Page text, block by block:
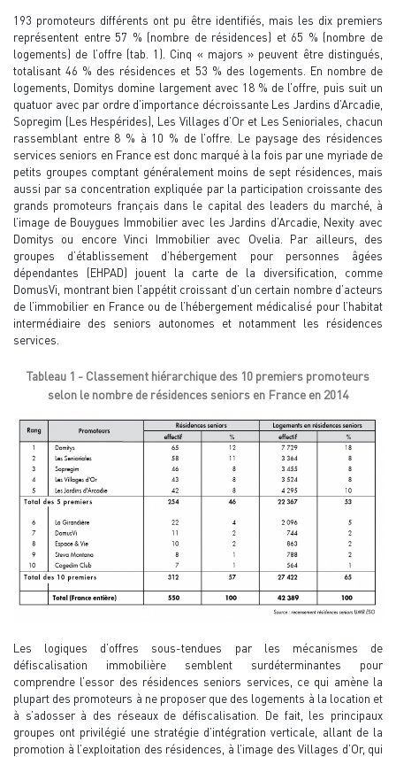
193 promoteurs différents ont pu être identifiés, mais les dix premiers
représentent entre 57 % (nombre de résidences) et 65 % (nombre de
logements) de l’offre (tab. 1). Cinq « majors » peuvent être distingués,
totalisant 46 % des résidences et 53 % des logements. En nombre de
logements, Domitys domine largement avec 18 % de l’offre, puis suit un
quatuor avec par ordre d’importance décroissante Les Jardins d’Arcadie,
Sopregim (Les Hespérides), Les Villages d’Or et Les Senioriales, chacun
rassemblant entre 8 % à 10 % de l’offre. Le paysage des résidences
services seniors en France est donc marqué à la fois par une myriade de
petits groupes comptant généralement moins de sept résidences, mais
aussi par sa concentration expliquée par la participation croissante des
grands promoteurs français dans le capital des leaders du marché, à
l’image de Bouygues Immobilier avec les Jardins d’Arcadie, Nexity avec
Domitys ou encore Vinci Immobilier avec Ovelia. Par ailleurs, des
groupes d’établissement d’hébergement pour personnes âgées
dépendantes (EHPAD) jouent la carte de la diversification, comme
DomusVi, montrant bien l’appétit croissant d’un certain nombre d’acteurs
de l’immobilier en France ou de l’hébergement médicalisé pour l’habitat
intermédiaire des seniors autonomes et notamment les résidences
services.
Tableau 1 - Classement hiérarchique des 10 premiers promoteurs
selon le nombre de résidences seniors en France en 2014
Les logiques d’offres sous-tendues par les mécanismes de
défiscalisation immobilière semblent surdéterminantes pour
comprendre l’essor des résidences seniors services, ce qui amène la
plupart des promoteurs à ne proposer que des logements à la location et
à s’adosser à des réseaux de défiscalisation. De fait, les principaux
groupes ont privilégié une stratégie d’intégration verticale, allant de la
promotion à l’exploitation des résidences, à l’image des Villages d’Or, qui